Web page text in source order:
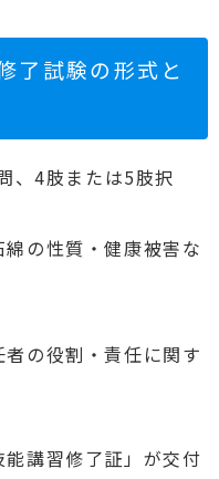
了試験の形式と
、4肢または5肢択
の性質・健康被害な
の役割・責任に関す
講習修了証」が交付